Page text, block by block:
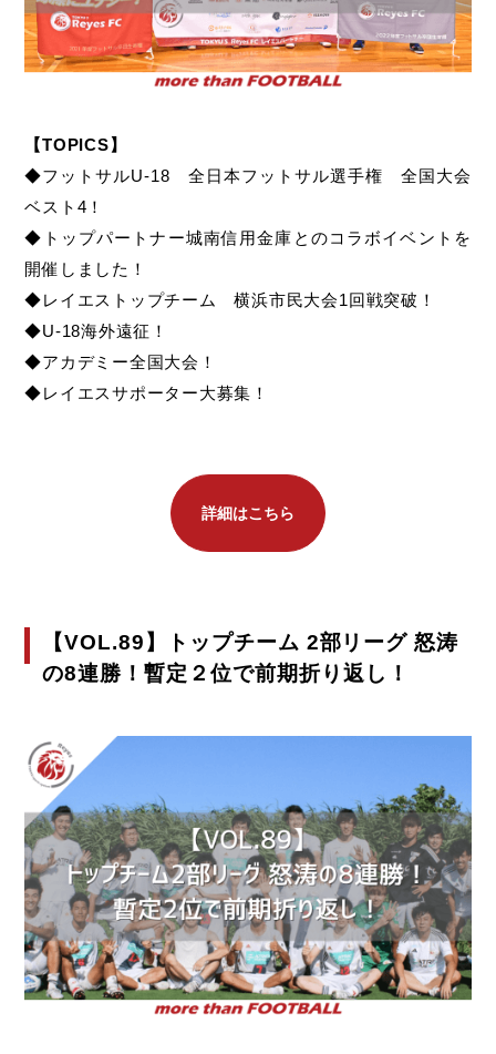
【TOPICS】
◆フットサルU-18 全日本フットサル選手権 全国大会
ベスト4！
◆トップパートナー城南信用金庫とのコラボイベントを
開催しました！
◆レイエストップチーム 横浜市民大会1回戦突破！
◆U-18海外遠征！
◆アカデミー全国大会！
◆レイエスサポーター大募集！
詳細はこちら
【VOL.89】トップチーム 2部リーグ 怒涛
の8連勝！暫定２位で前期折り返し！